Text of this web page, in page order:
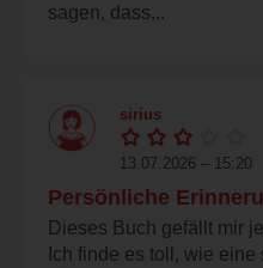
sagen, dass...
sirius
13.07.2026 – 15:20
Persönliche
Dieses Buch gefällt mir
Ich finde es toll, wie